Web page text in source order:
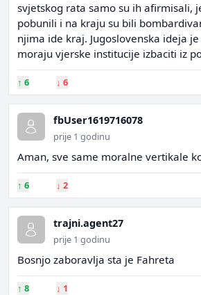
svjetskog rata samo su ih afirmisali,
pobunili i na kraju su bili
njima ide kraj. Jugoslovenska ideja
moraju vjerske institucije izbaciti iz
↑ 6 ↓ 6
fbUser1619716078
prije 1 godinu
Aman, sve same moralne vertikale
↑ 6 ↓ 2
trajni.agent27
prije 1 godinu
Bosnjo zaboravlja sta je Fahreta
↑ 8 ↓ 1